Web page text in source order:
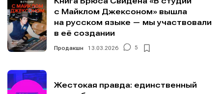
с Майклом Джексоном» вышла
на русском языке — мы участвовали
в её создании
Продакшн 13.03.2026 5
Жестокая правда: единственный